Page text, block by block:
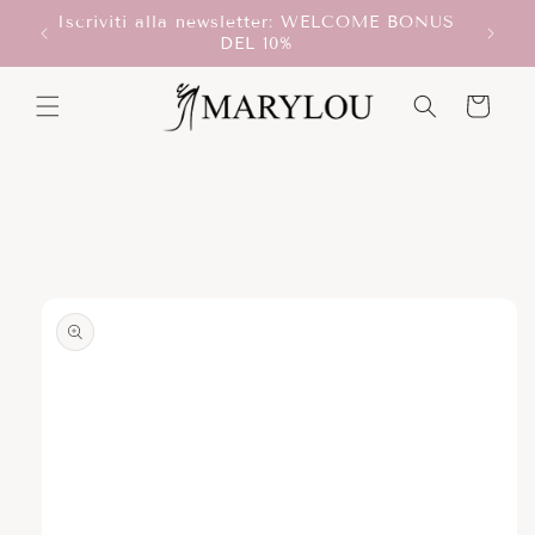
direttamente
Iscriviti alla newsletter: WELCOME BONUS
DEL 10%
Carrello